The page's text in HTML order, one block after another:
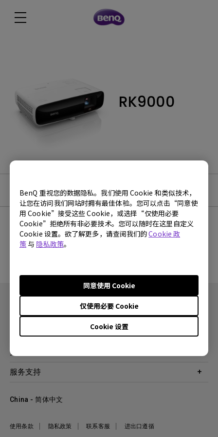
BenQ 重视您的数据隐私。我们使用 Cookie 和类似技术，
让您在访问我们网站时拥有最佳体验。您可以点击“同意使
用 Cookie”接受这些 Cookie，或选择“仅使用必要
Cookie”拒绝所有非必要技术。您可以随时在这里自定义
Cookie 设置。欲了解更多，请查阅我们的Cookie 政
策 与 隐私政策。
Cookie 设置
仅使用必要 Cookie
同意使用 Cookie
RK9000
软件下载
没有软件与驱动程序
产品
WiT智能灯
关于明基
公司简介
企业社会责任
服务支持
档案下载与常见问题
使用条款
隐私政策 联系客服 进出口遵循
China - 简体中文